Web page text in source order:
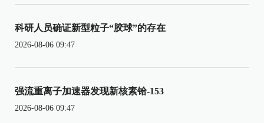
科研人员确证新型粒子“胶球”的存在
2026-08-06 09:47
强流重离子加速器发现新核素铪-153
2026-08-06 09:47